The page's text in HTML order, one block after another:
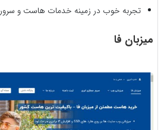
تجربه خوب در زمینه خدمات هاست و سرور
میزبان فا